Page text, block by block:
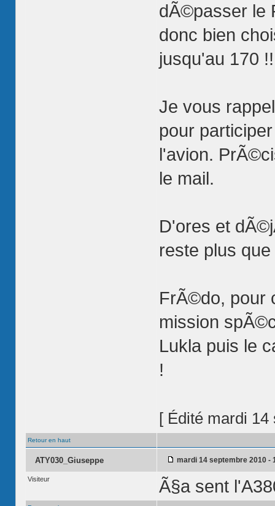
dÃ©passer le
donc bien
jusqu'au 170
Je vous
pour
l'avion.
le mail.
D'ores et
reste plus
FrÃ©do, pour
mission
Lukla puis le
!
[ Édité mardi 14
Retour en haut
ATY030_Giuseppe mardi 14 septembre 2010 -
Visiteur Ã§a sent